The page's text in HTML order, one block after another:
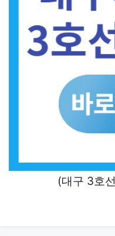
(대구 3호